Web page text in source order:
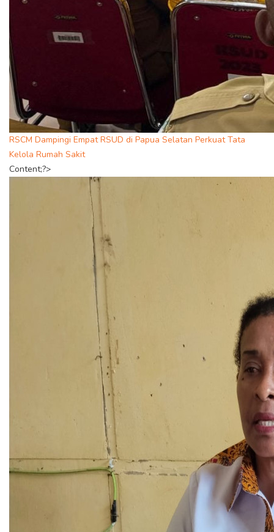
RSCM Dampingi Empat RSUD di Papua Selatan Perkuat Tata
Kelola Rumah Sakit
Content;?>